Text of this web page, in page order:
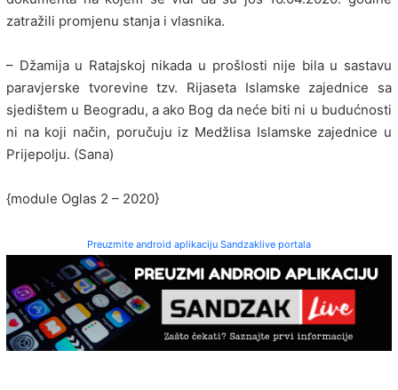
zatražili promjenu stanja i vlasnika.
– Džamija u Ratajskoj nikada u prošlosti nije bila u sastavu
paravjerske tvorevine tzv. Rijaseta Islamske zajednice sa
sjedištem u Beogradu, a ako Bog da neće biti ni u budućnosti
ni na koji način, poručuju iz Medžlisa Islamske zajednice u
Prijepolju. (Sana)
{module Oglas 2 – 2020}
Preuzmite android aplikaciju Sandzaklive portala